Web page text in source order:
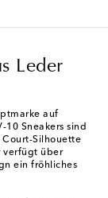
Leder
auf
Sneakers sind
Court-Silhouette
verfügt über
ein fröhliches